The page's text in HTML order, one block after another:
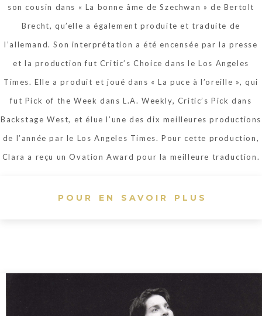
son cousin dans « La bonne âme de Szechwan » de Bertolt
Brecht, qu’elle a également produite et traduite de
l’allemand. Son interprétation a été encensée par la presse
et la production fut Critic’s Choice dans le Los Angeles
Times. Elle a produit et joué dans « La puce à l’oreille », qui
fut Pick of the Week dans L.A. Weekly, Critic’s Pick dans
Backstage West, et élue l’une des dix meilleures productions
de l’année par le Los Angeles Times. Pour cette production,
Clara a reçu un Ovation Award pour la meilleure traduction.
POUR EN SAVOIR PLUS